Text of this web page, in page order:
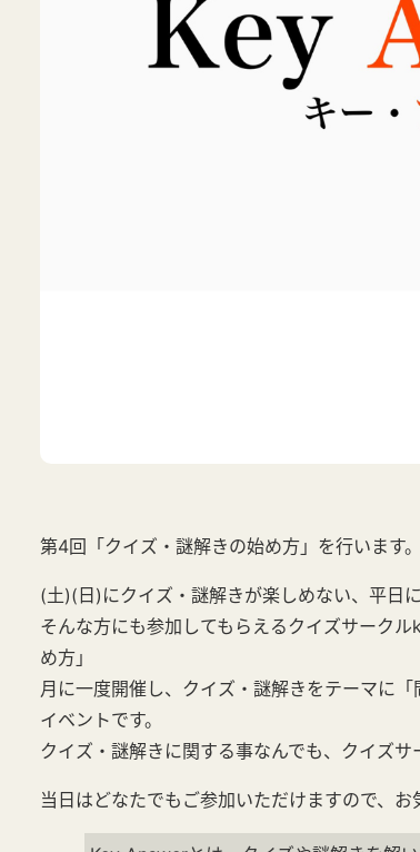
第4回「クイズ・謎解きの始め方」を行います。
(土)(日)にクイズ・謎解きが楽しめない、平日
そんな方にも参加してもらえるクイズサーク
め方」
月に一度開催し、クイズ・謎解きをテーマに
イベントです。
クイズ・謎解きに関する事なんでも、クイズ
当日はどなたでもご参加いただけますので、お